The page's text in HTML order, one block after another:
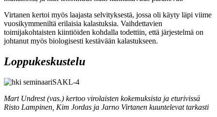
Virtanen kertoi myös laajasta selvityksestä, jossa oli käyty läpi viime
vuosikymmeniltä erilaisia kalastuksia. Vaihdettavien
toimijakohtaisten kiintiöiden kohdalla todettiin, että järjestelmä on
johtanut myös biologisesti kestävään kalastukseen.
Loppukeskustelu
Mart Undrest (vas.) kertoo virolaisten kokemuksista ja eturivissä
Risto Lampinen, Kim Jordas ja Jarno Virtanen kuuntelevat tarkasti